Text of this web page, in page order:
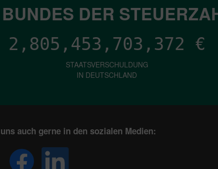
DER
2,805,453,708,027 €
STAATSVERSCHULDUNG
IN DEUTSCHLAND
auch gerne in den sozialen Medien: